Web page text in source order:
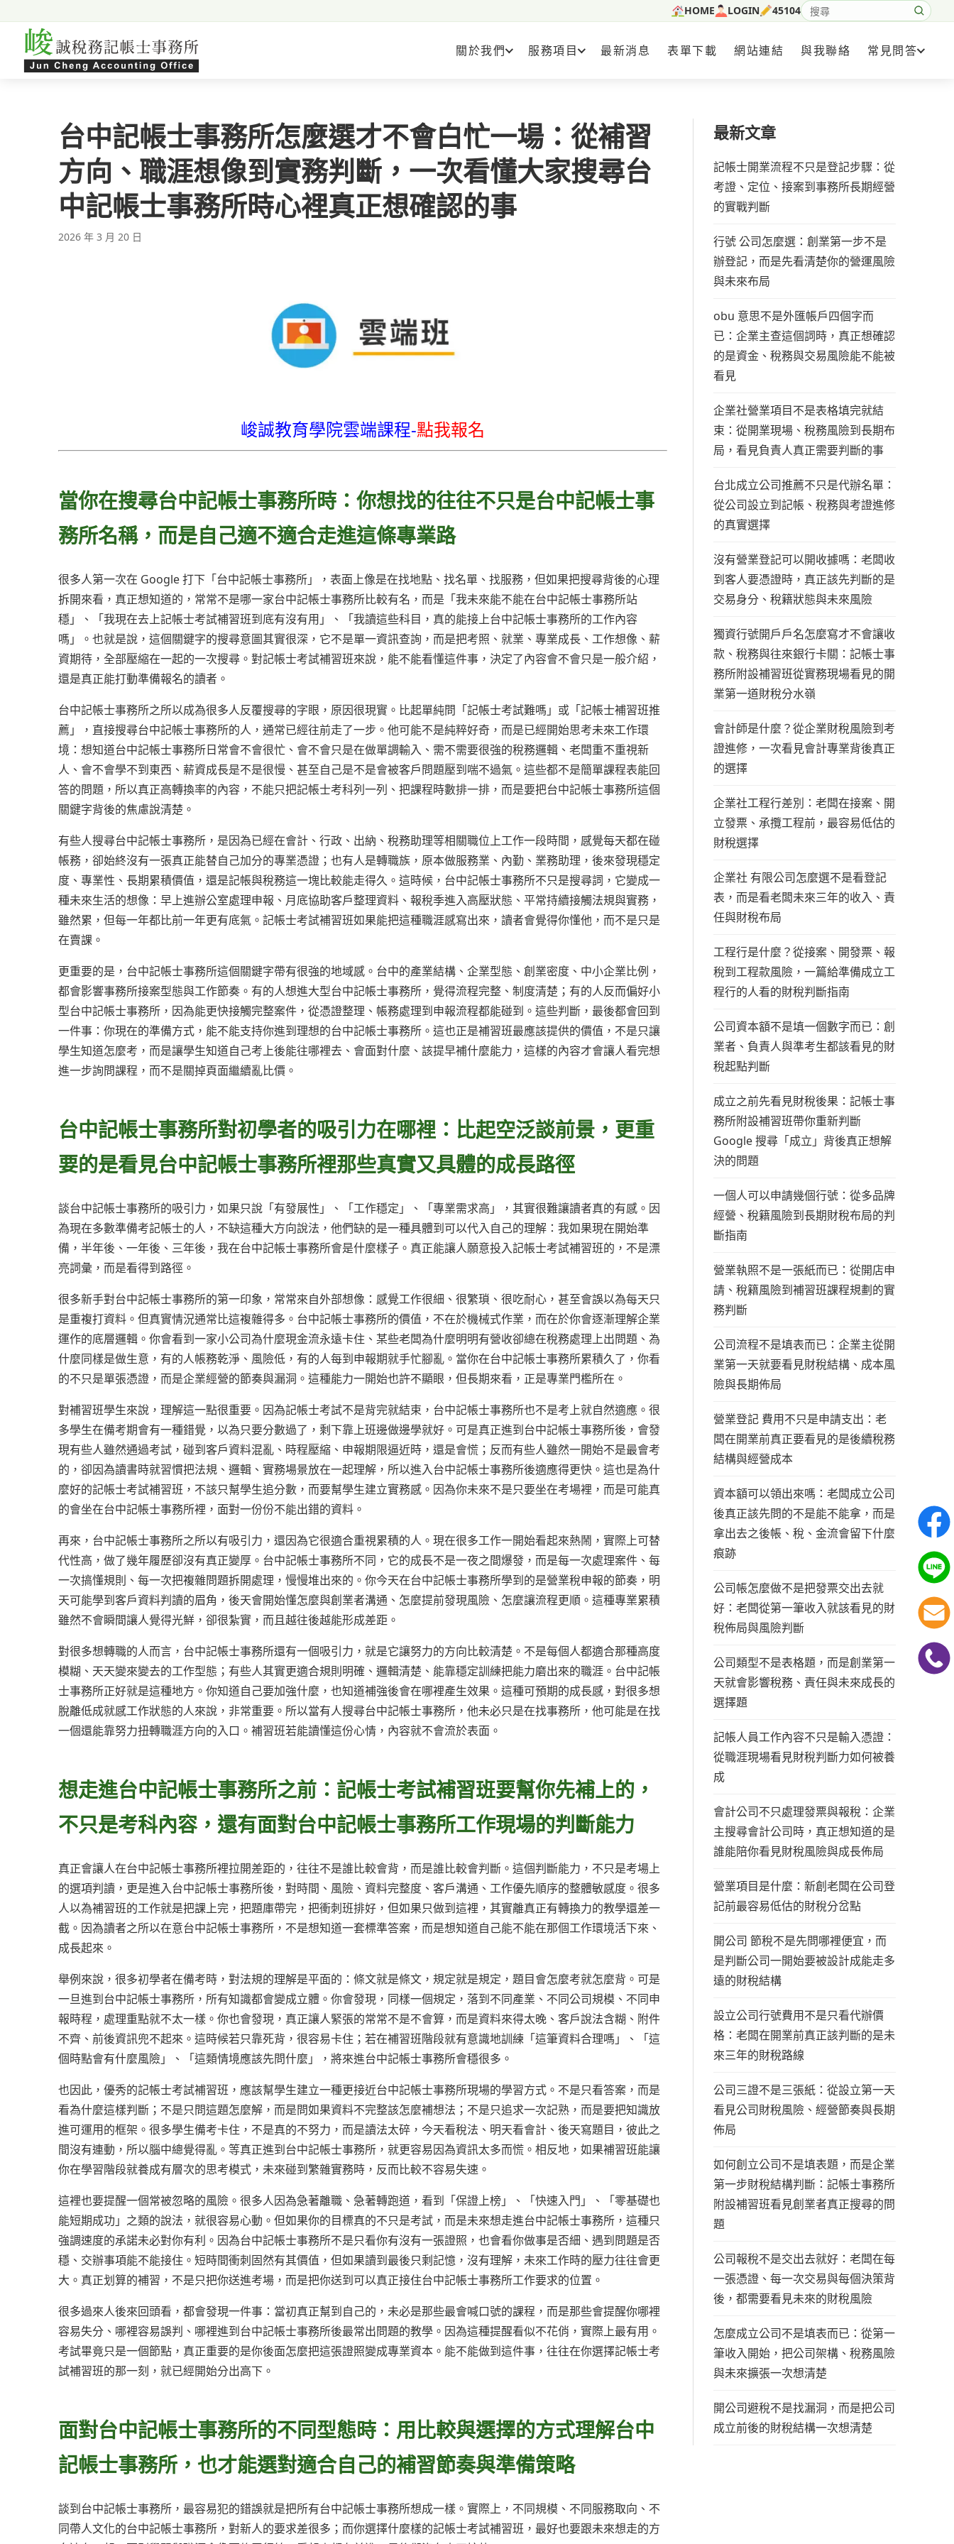
HOME LOGIN 45104
搜尋網站內容
關於我們
服務項目 最新消息 表單下載 網站連結 與我聯絡 常見問答
台中記帳士事務所怎麼選才不會白忙一場：從補習
方向、職涯想像到實務判斷，一次看懂大家搜尋台
中記帳士事務所時心裡真正想確認的事
2026 年 3 月 20 日
峻誠教育學院雲端課程-點我報名
當你在搜尋台中記帳士事務所時：你想找的往往不只是台中記帳士事
務所名稱，而是自己適不適合走進這條專業路
很多人第一次在 Google 打下「台中記帳士事務所」，表面上像是在找地點、找名單、找服務，但如果把搜尋背後的心理
拆開來看，真正想知道的，常常不是哪一家台中記帳士事務所比較有名，而是「我未來能不能在台中記帳士事務所站
穩」、「我現在去上記帳士考試補習班到底有沒有用」、「我讀這些科目，真的能接上台中記帳士事務所的工作內容
嗎」。也就是說，這個關鍵字的搜尋意圖其實很深，它不是單一資訊查詢，而是把考照、就業、專業成長、工作想像、薪
資期待，全部壓縮在一起的一次搜尋。對記帳士考試補習班來說，能不能看懂這件事，決定了內容會不會只是一般介紹，
還是真正能打動準備報名的讀者。
台中記帳士事務所之所以成為很多人反覆搜尋的字眼，原因很現實。比起單純問「記帳士考試難嗎」或「記帳士補習班推
薦」，直接搜尋台中記帳士事務所的人，通常已經往前走了一步。他可能不是純粹好奇，而是已經開始思考未來工作環
境：想知道台中記帳士事務所日常會不會很忙、會不會只是在做單調輸入、需不需要很強的稅務邏輯、老闆重不重視新
人、會不會學不到東西、薪資成長是不是很慢、甚至自己是不是會被客戶問題壓到喘不過氣。這些都不是簡單課程表能回
答的問題，所以真正高轉換率的內容，不能只把記帳士考科列一列、把課程時數排一排，而是要把台中記帳士事務所這個
關鍵字背後的焦慮說清楚。
有些人搜尋台中記帳士事務所，是因為已經在會計、行政、出納、稅務助理等相關職位上工作一段時間，感覺每天都在碰
帳務，卻始終沒有一張真正能替自己加分的專業憑證；也有人是轉職族，原本做服務業、內勤、業務助理，後來發現穩定
度、專業性、長期累積價值，還是記帳與稅務這一塊比較能走得久。這時候，台中記帳士事務所不只是搜尋詞，它變成一
種未來生活的想像：早上進辦公室處理申報、月底協助客戶整理資料、報稅季進入高壓狀態、平常持續接觸法規與實務，
雖然累，但每一年都比前一年更有底氣。記帳士考試補習班如果能把這種職涯感寫出來，讀者會覺得你懂他，而不是只是
在賣課。
更重要的是，台中記帳士事務所這個關鍵字帶有很強的地域感。台中的產業結構、企業型態、創業密度、中小企業比例，
都會影響事務所接案型態與工作節奏。有的人想進大型台中記帳士事務所，覺得流程完整、制度清楚；有的人反而偏好小
型台中記帳士事務所，因為能更快接觸完整案件，從憑證整理、帳務處理到申報流程都能碰到。這些判斷，最後都會回到
一件事：你現在的準備方式，能不能支持你進到理想的台中記帳士事務所。這也正是補習班最應該提供的價值，不是只讓
學生知道怎麼考，而是讓學生知道自己考上後能往哪裡去、會面對什麼、該提早補什麼能力，這樣的內容才會讓人看完想
進一步詢問課程，而不是關掉頁面繼續亂比價。
台中記帳士事務所對初學者的吸引力在哪裡：比起空泛談前景，更重
要的是看見台中記帳士事務所裡那些真實又具體的成長路徑
談台中記帳士事務所的吸引力，如果只說「有發展性」、「工作穩定」、「專業需求高」，其實很難讓讀者真的有感。因
為現在多數準備考記帳士的人，不缺這種大方向說法，他們缺的是一種具體到可以代入自己的理解：我如果現在開始準
備，半年後、一年後、三年後，我在台中記帳士事務所會是什麼樣子。真正能讓人願意投入記帳士考試補習班的，不是漂
亮詞彙，而是看得到路徑。
很多新手對台中記帳士事務所的第一印象，常常來自外部想像：感覺工作很細、很繁瑣、很吃耐心，甚至會誤以為每天只
是重複打資料。但真實情況通常比這複雜得多。台中記帳士事務所的價值，不在於機械式作業，而在於你會逐漸理解企業
運作的底層邏輯。你會看到一家小公司為什麼現金流永遠卡住、某些老闆為什麼明明有營收卻總在稅務處理上出問題、為
什麼同樣是做生意，有的人帳務乾淨、風險低，有的人每到申報期就手忙腳亂。當你在台中記帳士事務所累積久了，你看
的不只是單張憑證，而是企業經營的節奏與漏洞。這種能力一開始也許不顯眼，但長期來看，正是專業門檻所在。
對補習班學生來說，理解這一點很重要。因為記帳士考試不是背完就結束，台中記帳士事務所也不是考上就自然適應。很
多學生在備考期會有一種錯覺，以為只要分數過了，剩下靠上班邊做邊學就好。可是真正進到台中記帳士事務所後，會發
現有些人雖然通過考試，碰到客戶資料混亂、時程壓縮、申報期限逼近時，還是會慌；反而有些人雖然一開始不是最會考
的，卻因為讀書時就習慣把法規、邏輯、實務場景放在一起理解，所以進入台中記帳士事務所後適應得更快。這也是為什
麼好的記帳士考試補習班，不該只幫學生追分數，而要幫學生建立實務感。因為你未來不是只要坐在考場裡，而是可能真
的會坐在台中記帳士事務所裡，面對一份份不能出錯的資料。
再來，台中記帳士事務所之所以有吸引力，還因為它很適合重視累積的人。現在很多工作一開始看起來熱鬧，實際上可替
代性高，做了幾年履歷卻沒有真正變厚。台中記帳士事務所不同，它的成長不是一夜之間爆發，而是每一次處理案件、每
一次搞懂規則、每一次把複雜問題拆開處理，慢慢堆出來的。你今天在台中記帳士事務所學到的是營業稅申報的節奏，明
天可能學到客戶資料判讀的眉角，後天會開始懂怎麼與創業者溝通、怎麼提前發現風險、怎麼讓流程更順。這種專業累積
雖然不會瞬間讓人覺得光鮮，卻很紮實，而且越往後越能形成差距。
對很多想轉職的人而言，台中記帳士事務所還有一個吸引力，就是它讓努力的方向比較清楚。不是每個人都適合那種高度
模糊、天天變來變去的工作型態；有些人其實更適合規則明確、邏輯清楚、能靠穩定訓練把能力磨出來的職涯。台中記帳
士事務所正好就是這種地方。你知道自己要加強什麼，也知道補強後會在哪裡產生效果。這種可預期的成長感，對很多想
脫離低成就感工作狀態的人來說，非常重要。所以當有人搜尋台中記帳士事務所，他未必只是在找事務所，他可能是在找
一個還能靠努力扭轉職涯方向的入口。補習班若能讀懂這份心情，內容就不會流於表面。
想走進台中記帳士事務所之前：記帳士考試補習班要幫你先補上的，
不只是考科內容，還有面對台中記帳士事務所工作現場的判斷能力
真正會讓人在台中記帳士事務所裡拉開差距的，往往不是誰比較會背，而是誰比較會判斷。這個判斷能力，不只是考場上
的選項判讀，更是進入台中記帳士事務所後，對時間、風險、資料完整度、客戶溝通、工作優先順序的整體敏感度。很多
人以為補習班的工作就是把課上完，把題庫帶完，把衝刺班排好，但如果只做到這裡，其實離真正有轉換力的教學還差一
截。因為讀者之所以在意台中記帳士事務所，不是想知道一套標準答案，而是想知道自己能不能在那個工作環境活下來、
成長起來。
舉例來說，很多初學者在備考時，對法規的理解是平面的：條文就是條文，規定就是規定，題目會怎麼考就怎麼背。可是
一旦進到台中記帳士事務所，所有知識都會變成立體。你會發現，同樣一個規定，落到不同產業、不同公司規模、不同申
報時程，處理重點就不太一樣。你也會發現，真正讓人緊張的常常不是不會算，而是資料來得太晚、客戶說法含糊、附件
不齊、前後資訊兜不起來。這時候若只靠死背，很容易卡住；若在補習班階段就有意識地訓練「這筆資料合理嗎」、「這
個時點會有什麼風險」、「這類情境應該先問什麼」，將來進台中記帳士事務所會穩很多。
也因此，優秀的記帳士考試補習班，應該幫學生建立一種更接近台中記帳士事務所現場的學習方式。不是只看答案，而是
看為什麼這樣判斷；不是只問這題怎麼解，而是問如果資料不完整該怎麼補想法；不是只追求一次記熟，而是要把知識放
進可運用的框架。很多學生備考卡住，不是真的不努力，而是讀法太碎，今天看稅法、明天看會計、後天寫題目，彼此之
間沒有連動，所以腦中總覺得亂。等真正進到台中記帳士事務所，就更容易因為資訊太多而慌。相反地，如果補習班能讓
你在學習階段就養成有層次的思考模式，未來碰到繁雜實務時，反而比較不容易失速。
這裡也要提醒一個常被忽略的風險。很多人因為急著離職、急著轉跑道，看到「保證上榜」、「快速入門」、「零基礎也
能短期成功」之類的說法，就很容易心動。但如果你的目標真的不只是考試，而是未來想走進台中記帳士事務所，這種只
強調速度的承諾未必對你有利。因為台中記帳士事務所不是只看你有沒有一張證照，也會看你做事是否細、遇到問題是否
穩、交辦事項能不能接住。短時間衝刺固然有其價值，但如果讀到最後只剩記憶，沒有理解，未來工作時的壓力往往會更
大。真正划算的補習，不是只把你送進考場，而是把你送到可以真正接住台中記帳士事務所工作要求的位置。
很多過來人後來回頭看，都會發現一件事：當初真正幫到自己的，未必是那些最會喊口號的課程，而是那些會提醒你哪裡
容易失分、哪裡容易誤判、哪裡進到台中記帳士事務所後最常出問題的教學。因為這種提醒看似不花俏，實際上最有用。
考試畢竟只是一個節點，真正重要的是你後面怎麼把這張證照變成專業資本。能不能做到這件事，往往在你選擇記帳士考
試補習班的那一刻，就已經開始分出高下。
面對台中記帳士事務所的不同型態時：用比較與選擇的方式理解台中
記帳士事務所，也才能選對適合自己的補習節奏與準備策略
談到台中記帳士事務所，最容易犯的錯誤就是把所有台中記帳士事務所想成一樣。實際上，不同規模、不同服務取向、不
同帶人文化的台中記帳士事務所，對新人的要求差很多；而你選擇什麼樣的記帳士考試補習班，最好也要跟未來想走的方
最新文章
記帳士開業流程不只是登記步驟：從
考證、定位、接案到事務所長期經營
的實戰判斷
行號 公司怎麼選：創業第一步不是
辦登記，而是先看清楚你的營運風險
與未來布局
obu 意思不是外匯帳戶四個字而
已：企業主查這個詞時，真正想確認
的是資金、稅務與交易風險能不能被
看見
企業社營業項目不是表格填完就結
束：從開業現場、稅務風險到長期布
局，看見負責人真正需要判斷的事
台北成立公司推薦不只是代辦名單：
從公司設立到記帳、稅務與考證進修
的真實選擇
沒有營業登記可以開收據嗎：老闆收
到客人要憑證時，真正該先判斷的是
交易身分、稅籍狀態與未來風險
獨資行號開戶戶名怎麼寫才不會讓收
款、稅務與往來銀行卡關：記帳士事
務所附設補習班從實務現場看見的開
業第一道財稅分水嶺
會計師是什麼？從企業財稅風險到考
證進修，一次看見會計專業背後真正
的選擇
企業社工程行差別：老闆在接案、開
立發票、承攬工程前，最容易低估的
財稅選擇
企業社 有限公司怎麼選不是看登記
表，而是看老闆未來三年的收入、責
任與財稅布局
工程行是什麼？從接案、開發票、報
稅到工程款風險，一篇給準備成立工
程行的人看的財稅判斷指南
公司資本額不是填一個數字而已：創
業者、負責人與準考生都該看見的財
稅起點判斷
成立之前先看見財稅後果：記帳士事
務所附設補習班帶你重新判斷
Google 搜尋「成立」背後真正想解
決的問題
一個人可以申請幾個行號：從多品牌
經營、稅籍風險到長期財稅布局的判
斷指南
營業執照不是一張紙而已：從開店申
請、稅籍風險到補習班課程規劃的實
務判斷
公司流程不是填表而已：企業主從開
業第一天就要看見財稅結構、成本風
險與長期佈局
營業登記 費用不只是申請支出：老
闆在開業前真正要看見的是後續稅務
結構與經營成本
資本額可以領出來嗎：老闆成立公司
後真正該先問的不是能不能拿，而是
拿出去之後帳、稅、金流會留下什麼
痕跡
公司帳怎麼做不是把發票交出去就
好：老闆從第一筆收入就該看見的財
稅佈局與風險判斷
公司類型不是表格題，而是創業第一
天就會影響稅務、責任與未來成長的
選擇題
記帳人員工作內容不只是輸入憑證：
從職涯現場看見財稅判斷力如何被養
成
會計公司不只處理發票與報稅：企業
主搜尋會計公司時，真正想知道的是
誰能陪你看見財稅風險與成長佈局
營業項目是什麼：新創老闆在公司登
記前最容易低估的財稅分岔點
開公司 節稅不是先問哪裡便宜，而
是判斷公司一開始要被設計成能走多
遠的財稅結構
設立公司行號費用不是只看代辦價
格：老闆在開業前真正該判斷的是未
來三年的財稅路線
公司三證不是三張紙：從設立第一天
看見公司財稅風險、經營節奏與長期
佈局
如何創立公司不是填表題，而是企業
第一步財稅結構判斷：記帳士事務所
附設補習班看見創業者真正搜尋的問
題
公司報稅不是交出去就好：老闆在每
一張憑證、每一次交易與每個決策背
後，都需要看見未來的財稅風險
怎麼成立公司不是填表而已：從第一
筆收入開始，把公司架構、稅務風險
與未來擴張一次想清楚
開公司避稅不是找漏洞，而是把公司
成立前後的財稅結構一次想清楚